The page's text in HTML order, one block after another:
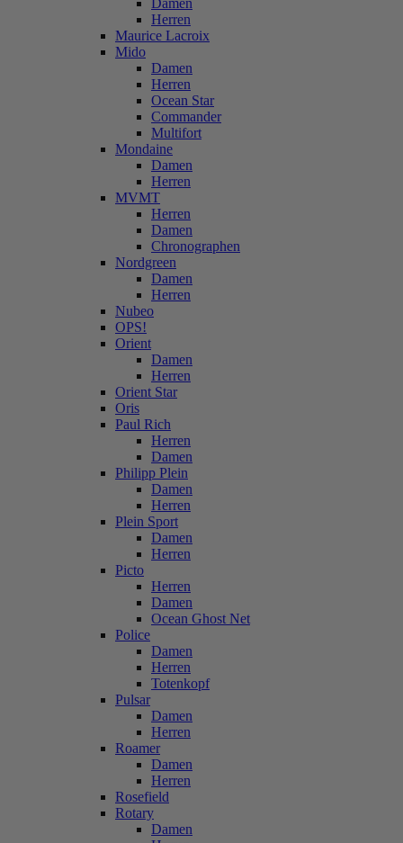
Damen
Herren
Maurice Lacroix
Mido
Damen
Herren
Ocean Star
Commander
Multifort
Mondaine
Damen
Herren
MVMT
Herren
Damen
Chronographen
Nordgreen
Damen
Herren
Nubeo
OPS!
Orient
Damen
Herren
Orient Star
Oris
Paul Rich
Herren
Damen
Philipp Plein
Damen
Herren
Plein Sport
Damen
Herren
Picto
Herren
Damen
Ocean Ghost Net
Police
Damen
Herren
Totenkopf
Pulsar
Damen
Herren
Roamer
Damen
Herren
Rosefield
Rotary
Damen